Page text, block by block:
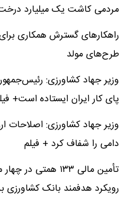
مردمی کاشت یک میلیارد
راهکارهای گسترش همکاری
طرح‌های مولد
وزیر جهاد کشاورزی:
پای کار ایران ایستاده است+
وزیر جهاد کشاورزی: اصلاحات
دامی را شفاف کرد + فیلم
تأمین مالی ۱۳۳
رویکرد هدفمند بانک کشاورزی